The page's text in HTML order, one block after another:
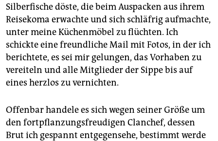
Silberfische döste, die beim Auspacken aus ihrem
Reisekoma erwachte und sich schläfrig aufmachte,
unter meine Küchenmöbel zu flüchten. Ich
schickte eine freundliche Mail mit Fotos, in der ich
berichtete, es sei mir gelungen, das Vorhaben zu
vereiteln und alle Mitglieder der Sippe bis auf
eines herzlos zu vernichten.
Offenbar handele es sich wegen seiner Größe um
den fortpflanzungsfreudigen Clanchef, dessen
Brut ich gespannt entgegensehe, bestimmt werde